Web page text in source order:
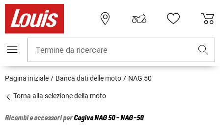
Termine da ricercare
Pagina iniziale Banca dati delle moto NAG 50
Torna alla selezione della moto
Ricambi e accessori perCagivaNAG 50 - NAG-50